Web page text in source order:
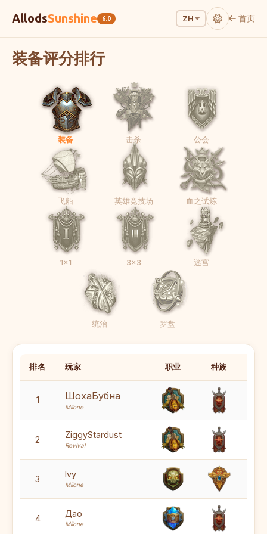
AllodsSunshine 6.0 ZH 首页
装备评分排行
装备 击杀 公会
飞船 英雄竞技场 血之试炼
1x1 3x3 迷宫
统治 罗盘
排名 玩家 职业 种族
1 ШохаБубна
Milone
2 ZiggyStardust
Revival
3 Ivy
Milone
4 Дао
Milone